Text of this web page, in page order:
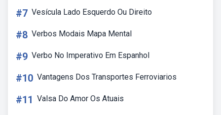
#7 Vesícula Lado Esquerdo Ou Direito
#8 Verbos Modais Mapa Mental
#9 Verbo No Imperativo Em Espanhol
#10 Vantagens Dos Transportes Ferroviarios
#11 Valsa Do Amor Os Atuais